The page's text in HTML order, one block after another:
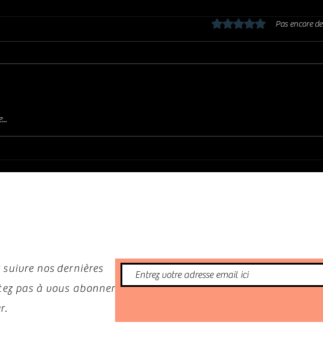
:
SESSION 1982 & LIVE 1985
Noté 0 étoile sur 5.Pas encore
nos dernières
pas à vous abonner